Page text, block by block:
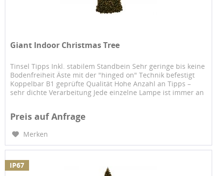
Giant Indoor Christmas Tree
Tinsel Tipps Inkl. stabilem Standbein Sehr geringe bis keine
Bodenfreiheit Äste mit der "hinged on" Technik befestigt
Koppelbar B1 geprüfte Qualität Hohe Anzahl an Tipps –
sehr dichte Verarbeitung Jede einzelne Lampe ist immer an
Preis auf Anfrage
Merken
IP67